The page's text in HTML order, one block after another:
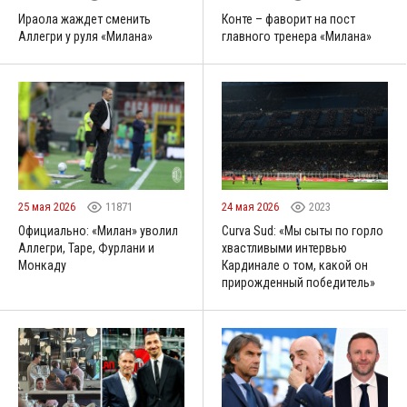
Ираола жаждет сменить
Аллегри у руля «Милана»
Конте – фаворит на пост
главного тренера «Милана»
25 мая 2026 11871
Официально: «Милан» уволил
Аллегри, Таре, Фурлани и
Монкаду
24 мая 2026 2023
Curva Sud: «Мы сыты по горло
хвастливыми интервью
Кардинале о том, какой он
прирожденный победитель»